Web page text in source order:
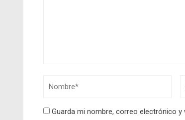
Guarda mi nombre, correo electrónico